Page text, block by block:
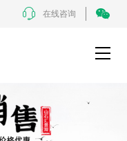
在线咨询